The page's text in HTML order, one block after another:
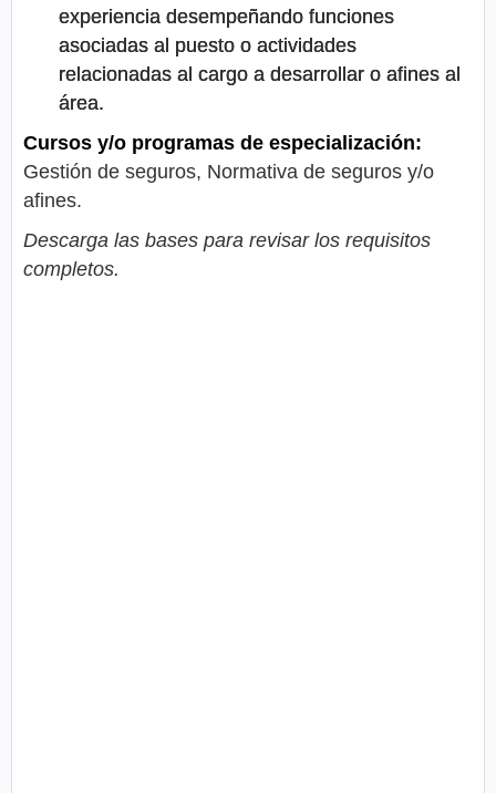
experiencia desempeñando funciones
asociadas al puesto o actividades
relacionadas al cargo a desarrollar o afines al
área.
Cursos y/o programas de especialización:
Gestión de seguros, Normativa de seguros y/o
afines.
Descarga las bases para revisar los requisitos
completos.